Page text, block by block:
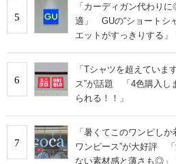
5
「カーディガン代わり
適」 GUの“ショートシ
エットがすっきりする」
6
「Tシャツを超えていま
ス”が話題 「4色購入し
られる！！」
7
「暑くてこのワンピし
ワンピース”が大好評
ない素材感と薄さも◎」